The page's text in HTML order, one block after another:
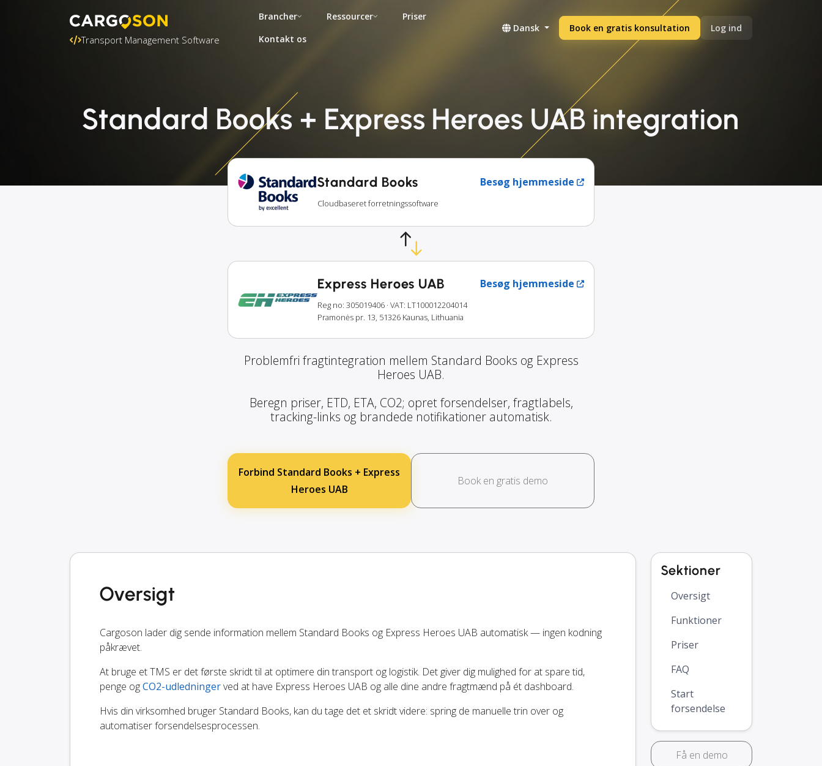
Transport Management Software
Brancher Ressourcer
Priser
Kontakt os
Dansk Book en gratis konsultation Log ind
Standard Books + Express Heroes UAB integration
Standard Books Besøg hjemmeside
Cloudbaseret forretningssoftware
Express Heroes UAB Besøg hjemmeside
Reg no: 305019406 · VAT: LT100012204014
Pramonės pr. 13, 51326 Kaunas, Lithuania
Problemfri fragtintegration mellem Standard Books og Express
Heroes UAB.
Beregn priser, ETD, ETA, CO2; opret forsendelser, fragtlabels,
tracking-links og brandede notifikationer automatisk.
Forbind Standard Books + Express
Heroes UAB
Book en gratis demo
Oversigt
Cargoson lader dig sende information mellem Standard Books og Express Heroes UAB automatisk — ingen kodning
påkrævet.
At bruge et TMS er det første skridt til at optimere din transport og logistik. Det giver dig mulighed for at spare tid,
penge ogCO2-udledningerved at have Express Heroes UAB og alle dine andre fragtmænd på ét dashboard.
Hvis din virksomhed bruger Standard Books, kan du tage det et skridt videre: spring de manuelle trin over og
automatiser forsendelsesprocessen.
Sektioner
Oversigt
Funktioner
Priser
FAQ
Start
forsendelse
Få en demo